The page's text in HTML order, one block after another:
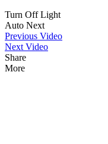
Turn Off Light
Auto Next
Previous Video
Next Video
Share
More